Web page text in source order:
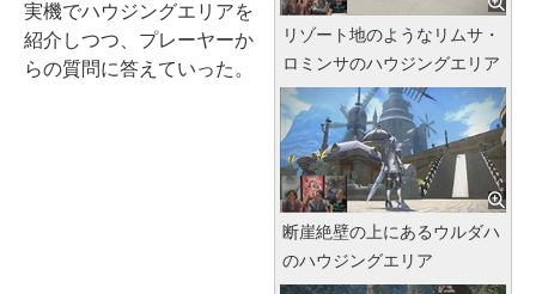
リゾート地のようなリムサ・
ロミンサのハウジングエリア
断崖絶壁の上にあるウルダハ
のハウジングエリア
実機でハウジングエリアを
紹介しつつ、プレーヤーか
らの質問に答えていった。